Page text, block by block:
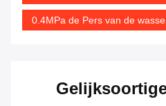
0.4MPa de Pers van de